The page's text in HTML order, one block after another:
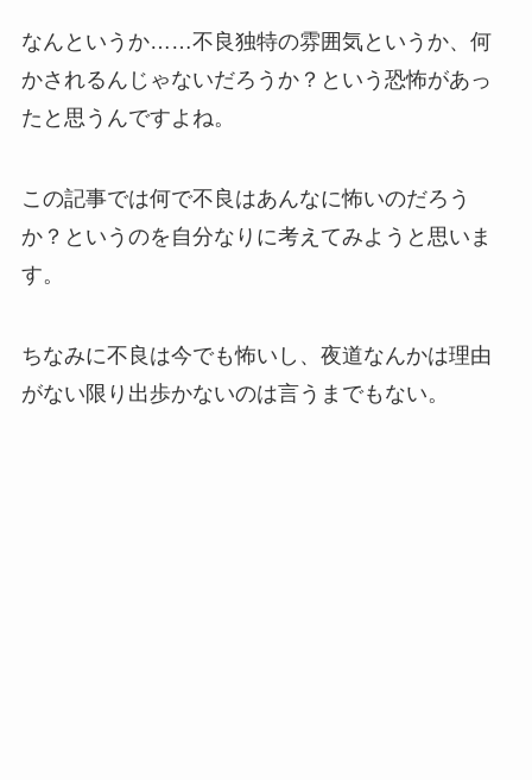
なんというか……不良独特の雰囲気というか、何
かされるんじゃないだろうか？という恐怖があっ
たと思うんですよね。
この記事では何で不良はあんなに怖いのだろう
か？というのを自分なりに考えてみようと思いま
す。
ちなみに不良は今でも怖いし、夜道なんかは理由
がない限り出歩かないのは言うまでもない。